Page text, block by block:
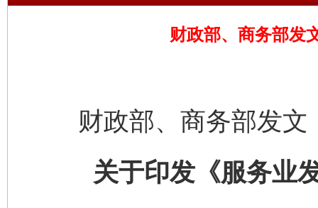
财政部、商务部发
财政部、商务部发文
关于印发《服务业